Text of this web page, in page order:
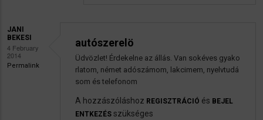
JANI
BEKESI
4 February
2014
Permalink
autószerelö
Üdvözlet! Érdekelne az állás. Van sokéves gyako
rlatom, német adószámom, lakcimem, nyelvtudá
som és telefonom
A hozzászóláshoz REGISZTRÁCIÓ és BEJEL
ENTKEZÉS szükséges